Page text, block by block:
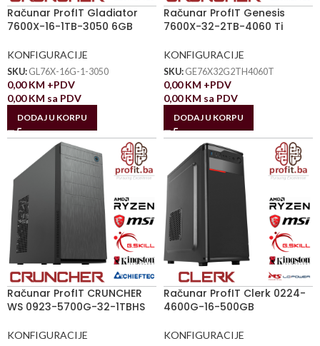
Računar ProfIT Gladiator
7600X-16-1TB-3050 6GB
KONFIGURACIJE
SKU: GL76X-16G-1-3050
0,00KM +PDV
0,00KM sa PDV
DODAJ U KORPU
Računar ProfIT Genesis
7600X-32-2TB-4060 Ti
KONFIGURACIJE
SKU: GE76X32G2TH4060T
0,00KM +PDV
0,00KM sa PDV
DODAJ U KORPU
Računar ProfIT CRUNCHER
WS 0923-5700G-32-1TBHS
KONFIGURACIJE
Računar ProfIT Clerk 0224-
4600G-16-500GB
KONFIGURACIJE